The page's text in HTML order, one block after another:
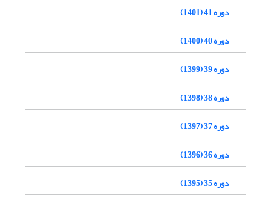
دوره 41 (1401)
دوره 40 (1400)
دوره 39 (1399)
دوره 38 (1398)
دوره 37 (1397)
دوره 36 (1396)
دوره 35 (1395)